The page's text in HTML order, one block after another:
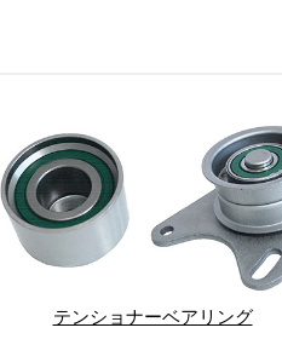
テンショナーベアリング